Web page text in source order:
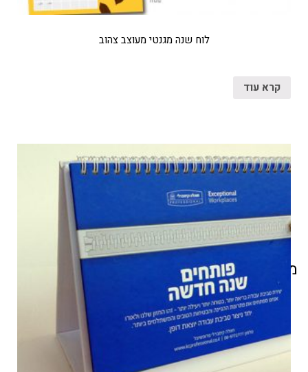
מוצרים קשורים
לוח שנה מגנטי מעוצב צהוב
קרא עוד